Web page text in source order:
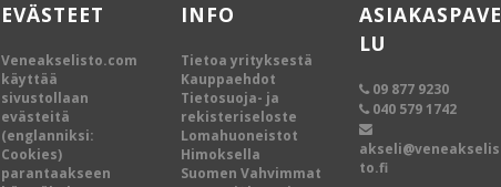
EVÄSTEET
Veneakselisto.com
käyttää
sivustollaan
evästeitä
(englanniksi:
Cookies)
parantaakseen
INFO
Tietoa yrityksestä
Kauppaehdot
Tietosuoja- ja
rekisteriseloste
Lomahuoneistot
Himoksella
Suomen Vahvimmat
ASIAKASPAVE
LU
09 877 9230
040 579 1742
akseli@veneakselis
to.fi